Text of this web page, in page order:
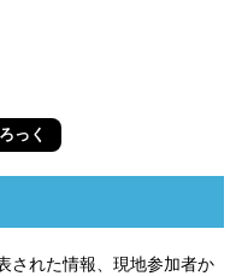
っく
された情報、現地参加者か